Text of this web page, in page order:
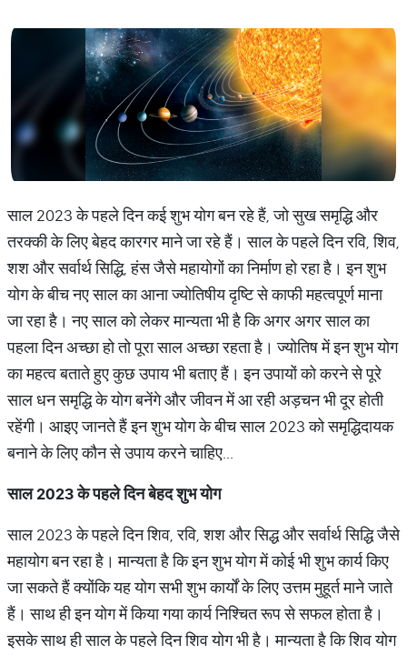
साल 2023 के पहले दिन कई शुभ योग बन रहे हैं, जो सुख समृद्धि और
तरक्की के लिए बेहद कारगर माने जा रहे हैं। साल के पहले दिन रवि, शिव,
शश और सर्वार्थ सिद्धि, हंस जैसे महायोगों का निर्माण हो रहा है। इन शुभ
योग के बीच नए साल का आना ज्योतिषीय दृष्टि से काफी महत्वपूर्ण माना
जा रहा है। नए साल को लेकर मान्यता भी है कि अगर अगर साल का
पहला दिन अच्छा हो तो पूरा साल अच्छा रहता है। ज्योतिष में इन शुभ योग
का महत्व बताते हुए कुछ उपाय भी बताए हैं। इन उपायों को करने से पूरे
साल धन समृद्धि के योग बनेंगे और जीवन में आ रही अड़चन भी दूर होती
रहेंगी। आइए जानते हैं इन शुभ योग के बीच साल 2023 को समृद्धिदायक
बनाने के लिए कौन से उपाय करने चाहिए...
साल 2023 के पहले दिन बेहद शुभ योग
साल 2023 के पहले दिन शिव, रवि, शश और सिद्ध और सर्वार्थ सिद्धि जैसे
महायोग बन रहा है। मान्यता है कि इन शुभ योग में कोई भी शुभ कार्य किए
जा सकते हैं क्योंकि यह योग सभी शुभ कार्यों के लिए उत्तम मुहूर्त माने जाते
हैं। साथ ही इन योग में किया गया कार्य निश्चित रूप से सफल होता है।
इसके साथ ही साल के पहले दिन शिव योग भी है। मान्यता है कि शिव योग